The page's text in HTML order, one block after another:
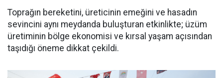
Toprağın bereketini, üreticinin emeğini ve hasadın
sevincini aynı meydanda buluşturan etkinlikte; üzüm
üretiminin bölge ekonomisi ve kırsal yaşam açısından
taşıdığı öneme dikkat çekildi.